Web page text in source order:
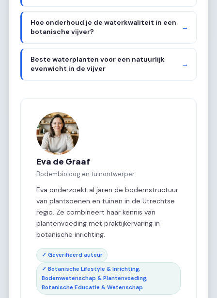
Hoe onderhoud je de waterkwaliteit in een
botanische vijver?
→
Beste waterplanten voor een natuurlijk
evenwicht in de vijver
→
Eva de Graaf
Bodembioloog en tuinontwerper
Eva onderzoekt al jaren de bodemstructuur
van plantsoenen en tuinen in de Utrechtse
regio. Ze combineert haar kennis van
plantenvoeding met praktijkervaring in
botanische inrichting.
✓ Geverifieerd auteur
✓ Botanische Lifestyle & Inrichting,
Bodemwetenschap & Plantenvoeding,
Botanische Educatie & Wetenschap